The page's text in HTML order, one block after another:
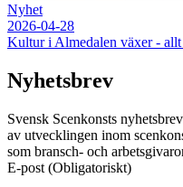
Nyhet
2026-04-28
Kultur i Almedalen växer -
Nyhetsbrev
Svensk Scenkonsts
av utvecklingen inom
som bransch- och
E-post (Obligatoriskt)